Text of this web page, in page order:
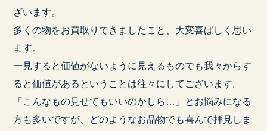
ざいます。
多くの物をお買取りできましたこと、大変喜ばしく思い
ます。
一見すると価値がないように見えるものでも我々からす
ると価値があるということは往々にしてございます。
「こんなもの見せてもいいのかしら…」とお悩みになる
方も多いですが、どのようなお品物でも喜んで拝見しま